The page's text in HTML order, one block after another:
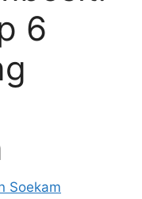
6
Soekam